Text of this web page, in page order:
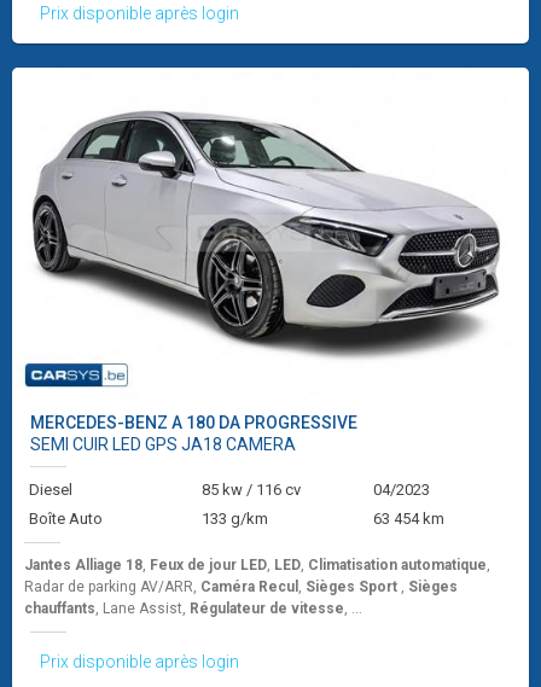
Prix disponible après login
MERCEDES-BENZ A 180 DA PROGRESSIVE
SEMI CUIR LED GPS JA18 CAMERA
Diesel 85 kw / 116 cv
04/2023
Boîte Auto
133 g/km 63 454 km
Jantes Alliage 18 Feux de jour LED LED Climatisation automatique
Radar de parking AV/ARR, Caméra Recul Sièges Sport
Sièges
chauffants , Lane Assist, Régulateur de vitesse
Prix disponible après login